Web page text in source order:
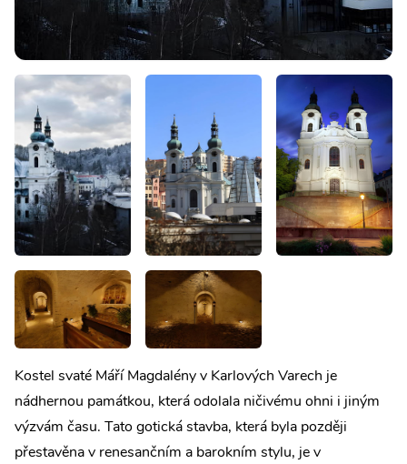
Kostel svaté Máří Magdalény v Karlových Varech je
nádhernou památkou, která odolala ničivému ohni i jiným
výzvám času. Tato gotická stavba, která byla později
přestavěna v renesančním a barokním stylu, je v